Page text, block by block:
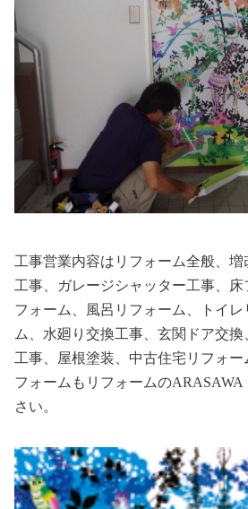
工事営業内容はリフォーム全般、
工事、ガレージシャッター工事、
フォーム、風呂リフォーム、トイ
ム、水廻り交換工事、玄関ドア交
工事、屋根塗装、中古住宅リフォ
フォームもリフォームの
さい。